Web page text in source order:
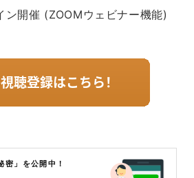
開催 (ZOOMウェビナー機能)
」を公開中！